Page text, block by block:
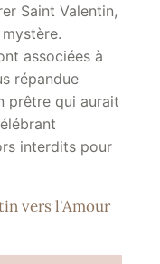
Saint Valentin,
associées à
répandue
prêtre qui aurait
interdits pour
vers l'Amour